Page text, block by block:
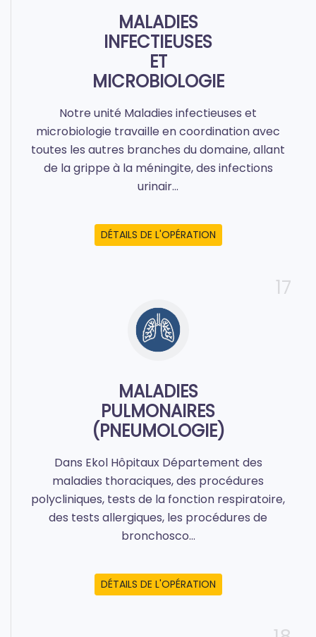
MALADIES
INFECTIEUSES
ET
MICROBIOLOGIE
Notre unité Maladies infectieuses et
microbiologie travaille en coordination avec
toutes les autres branches du domaine, allant
de la grippe à la méningite, des infections
urinair...
DÉTAILS DE L'OPÉRATION
17
MALADIES
PULMONAIRES
(PNEUMOLOGIE)
Dans Ekol Hôpitaux Département des
maladies thoraciques, des procédures
polycliniques, tests de la fonction respiratoire,
des tests allergiques, les procédures de
bronchosco...
DÉTAILS DE L'OPÉRATION